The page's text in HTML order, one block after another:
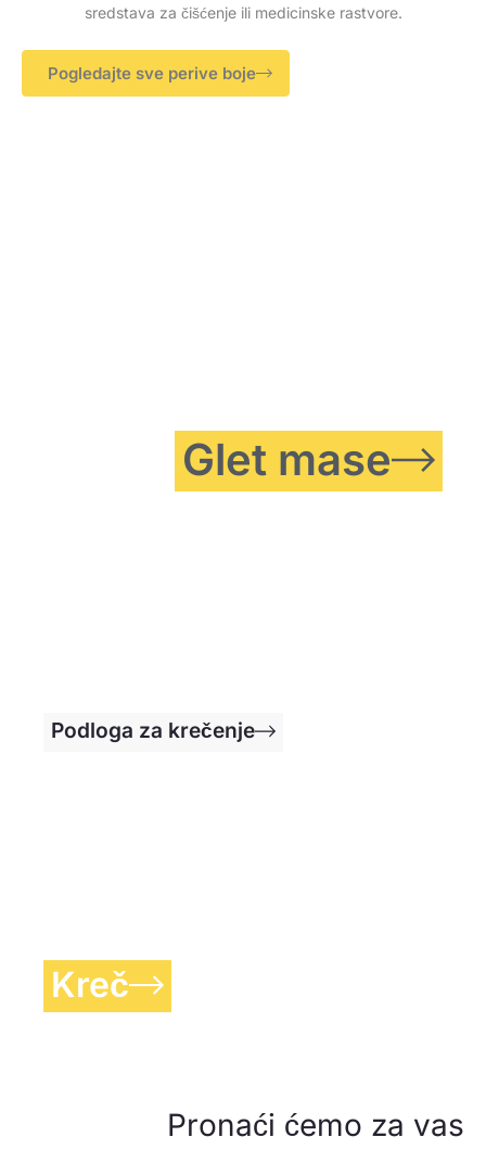
sredstava za čišćenje ili medicinske rastvore.
Pogledajte sve perive boje
Glet mase
Podloga za krečenje
Kreč
Pronaći ćemo za vas